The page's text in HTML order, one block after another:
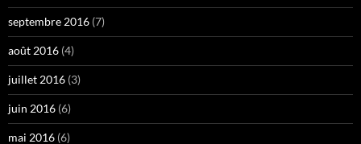
septembre 2016 (7)
août 2016 (4)
juillet 2016 (3)
juin 2016 (6)
mai 2016 (6)